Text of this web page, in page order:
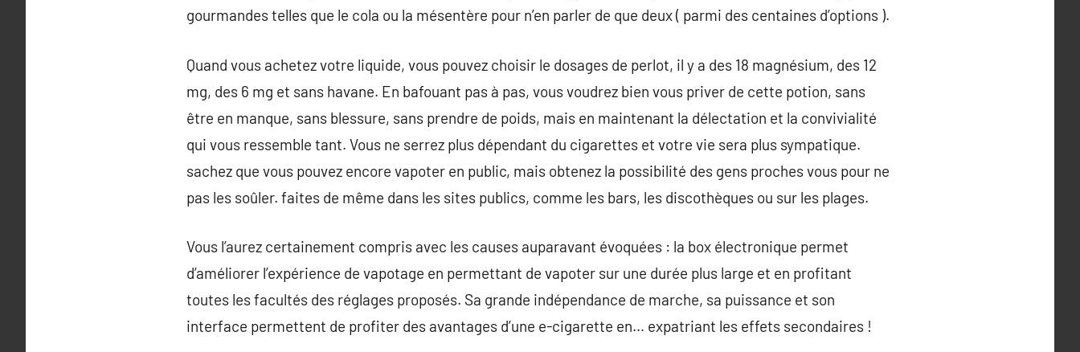
gourmandes telles que le cola ou la mésentère pour n’en parler de que deux ( parmi des centaines d’options ).
Quand vous achetez votre liquide, vous pouvez choisir le dosages de perlot, il y a des 18 magnésium, des 12
mg, des 6 mg et sans havane. En bafouant pas à pas, vous voudrez bien vous priver de cette potion, sans
être en manque, sans blessure, sans prendre de poids, mais en maintenant la délectation et la convivialité
qui vous ressemble tant. Vous ne serrez plus dépendant du cigarettes et votre vie sera plus sympatique.
sachez que vous pouvez encore vapoter en public, mais obtenez la possibilité des gens proches vous pour ne
pas les soûler. faites de même dans les sites publics, comme les bars, les discothèques ou sur les plages.
Vous l’aurez certainement compris avec les causes auparavant évoquées : la box électronique permet
d’améliorer l’expérience de vapotage en permettant de vapoter sur une durée plus large et en profitant
toutes les facultés des réglages proposés. Sa grande indépendance de marche, sa puissance et son
interface permettent de profiter des avantages d’une e-cigarette en… expatriant les effets secondaires !